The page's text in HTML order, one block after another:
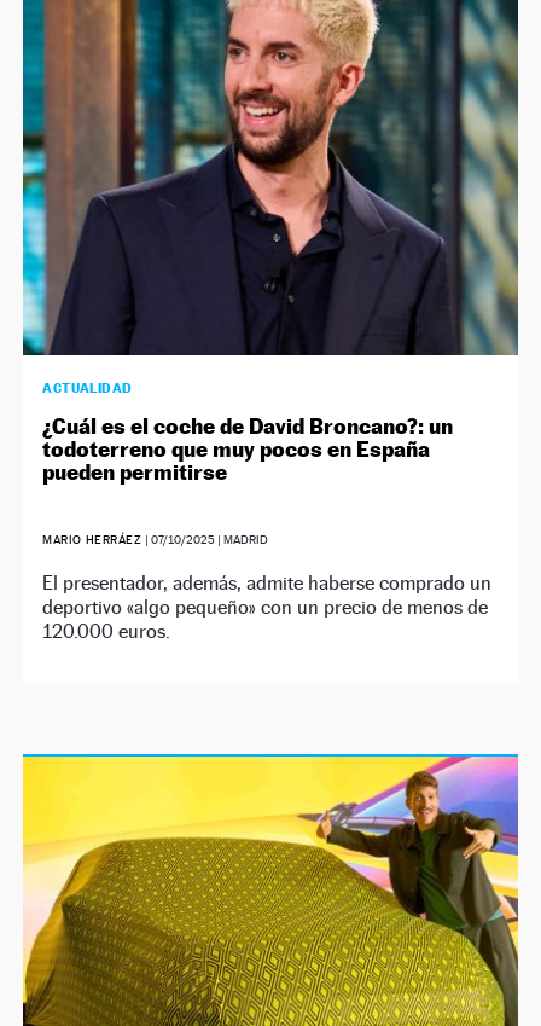
ACTUALIDAD
¿Cuál es el coche de David Broncano?: un
todoterreno que muy pocos en España
pueden permitirse
MARIO HERRÁEZ | 07/10/2025| MADRID
El presentador, además, admite haberse comprado un
deportivo «algo pequeño» con un precio de menos de
120.000 euros.